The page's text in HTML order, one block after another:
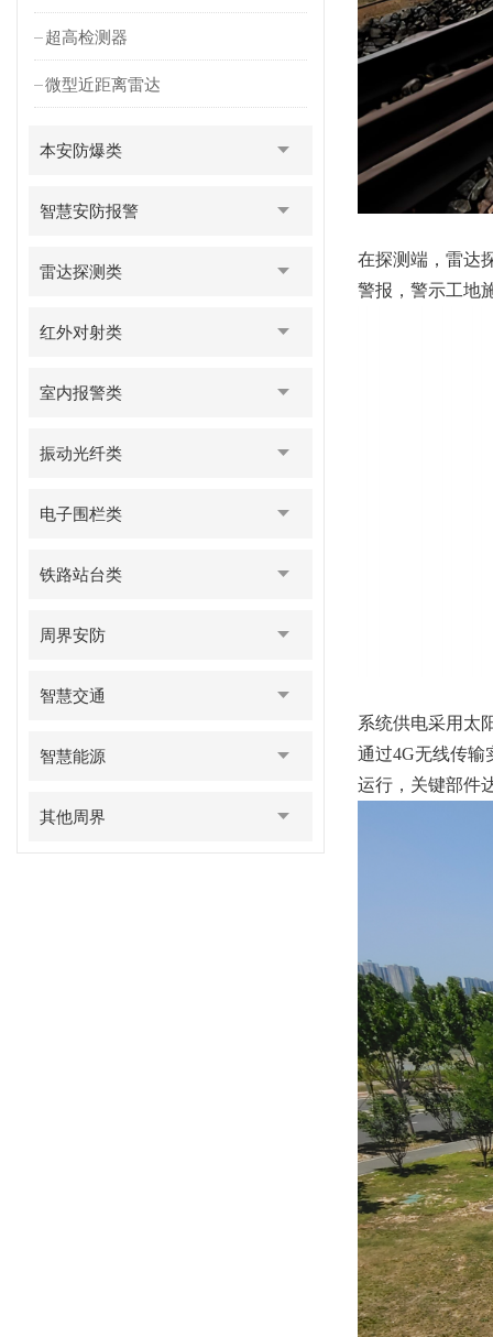
超高检测器
微型近距离雷达
本安防爆类
智慧安防报警
雷达探测类
红外对射类
室内报警类
振动光纤类
电子围栏类
铁路站台类
周界安防
智慧交通
智慧能源
其他周界
在探测端，雷达
警报，警示工地
系统供电采用太
通过4G无线传
运行，关键部件